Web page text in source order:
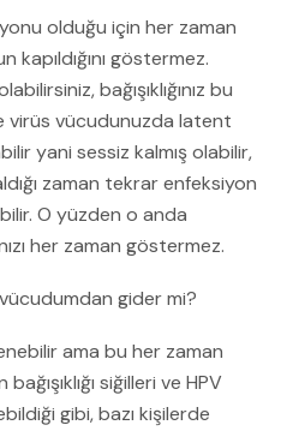
olduğu için her zaman
kapıldığını göstermez.
bağışıklığınız bu
virüs vücudunuzda latent
yani sessiz kalmış olabilir,
zaman tekrar enfeksiyon
O yüzden o anda
her zaman göstermez.
gider mi?
ama bu her zaman
siğilleri ve HPV
gibi, bazı kişilerde